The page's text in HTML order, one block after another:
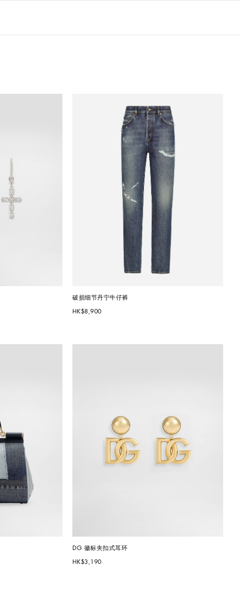
破损细节丹宁牛仔裤
HK$8,900
DG 徽标夹扣式耳环
HK$3,190